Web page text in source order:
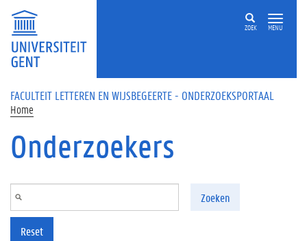
Overslaan en naar de inhoud gaan
ZOEK MENU
FACULTEIT LETTEREN EN WIJSBEGEERTE - ONDERZOEKSPORTAAL
Home
Onderzoekers
Zoeken
Reset